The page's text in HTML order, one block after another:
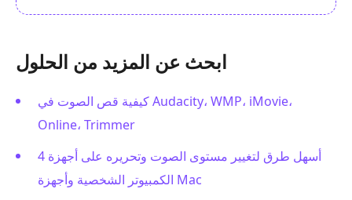
ابحث عن المزيد من الحلول
كيفية قص الصوت في Audacity، WMP، iMovie،
Online، Trimmer
4 أسهل طرق لتغيير مستوى الصوت وتحريره على أجهزة
الكمبيوتر الشخصية وأجهزة Mac